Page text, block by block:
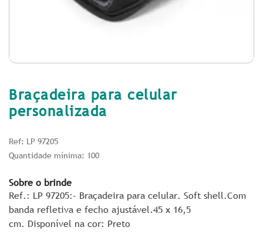
Braçadeira para celular
personalizada
Ref: LP 97205
Quantidade mínima: 100
Sobre o brinde
Ref.: LP 97205:- Braçadeira para celular. Soft shell.Com
banda refletiva e fecho ajustável.45 x 16,5
cm. Disponível na cor: Preto